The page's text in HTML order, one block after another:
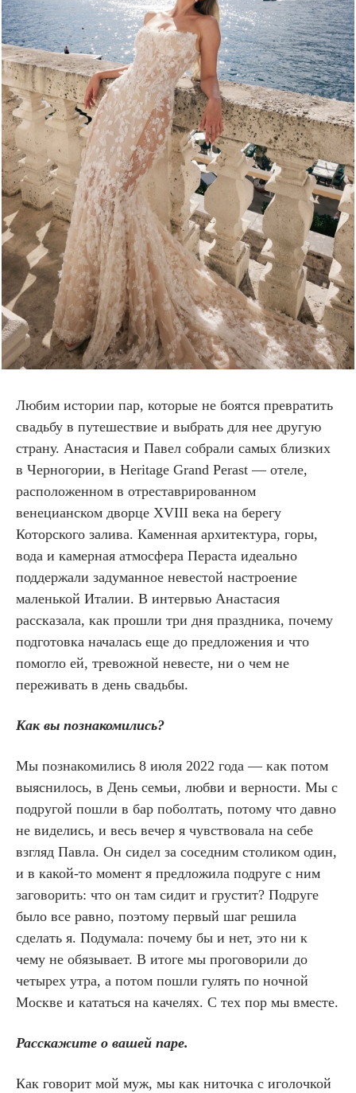
Любим истории пар, которые не боятся превратить
свадьбу в путешествие и выбрать для нее другую
страну. Анастасия и Павел собрали самых близких
в Черногории, в Heritage Grand Perast — отеле,
расположенном в отреставрированном
венецианском дворце XVIII века на берегу
Которского залива. Каменная архитектура, горы,
вода и камерная атмосфера Пераста идеально
поддержали задуманное невестой настроение
маленькой Италии. В интервью Анастасия
рассказала, как прошли три дня праздника, почему
подготовка началась еще до предложения и что
помогло ей, тревожной невесте, ни о чем не
переживать в день свадьбы.
Как вы познакомились?
Мы познакомились 8 июля 2022 года — как потом
выяснилось, в День семьи, любви и верности. Мы с
подругой пошли в бар поболтать, потому что давно
не виделись, и весь вечер я чувствовала на себе
взгляд Павла. Он сидел за соседним столиком один,
и в какой-то момент я предложила подруге с ним
заговорить: что он там сидит и грустит? Подруге
было все равно, поэтому первый шаг решила
сделать я. Подумала: почему бы и нет, это ни к
чему не обязывает. В итоге мы проговорили до
четырех утра, а потом пошли гулять по ночной
Москве и кататься на качелях. С тех пор мы вместе.
Расскажите о вашей паре.
Как говорит мой муж, мы как ниточка с иголочкой